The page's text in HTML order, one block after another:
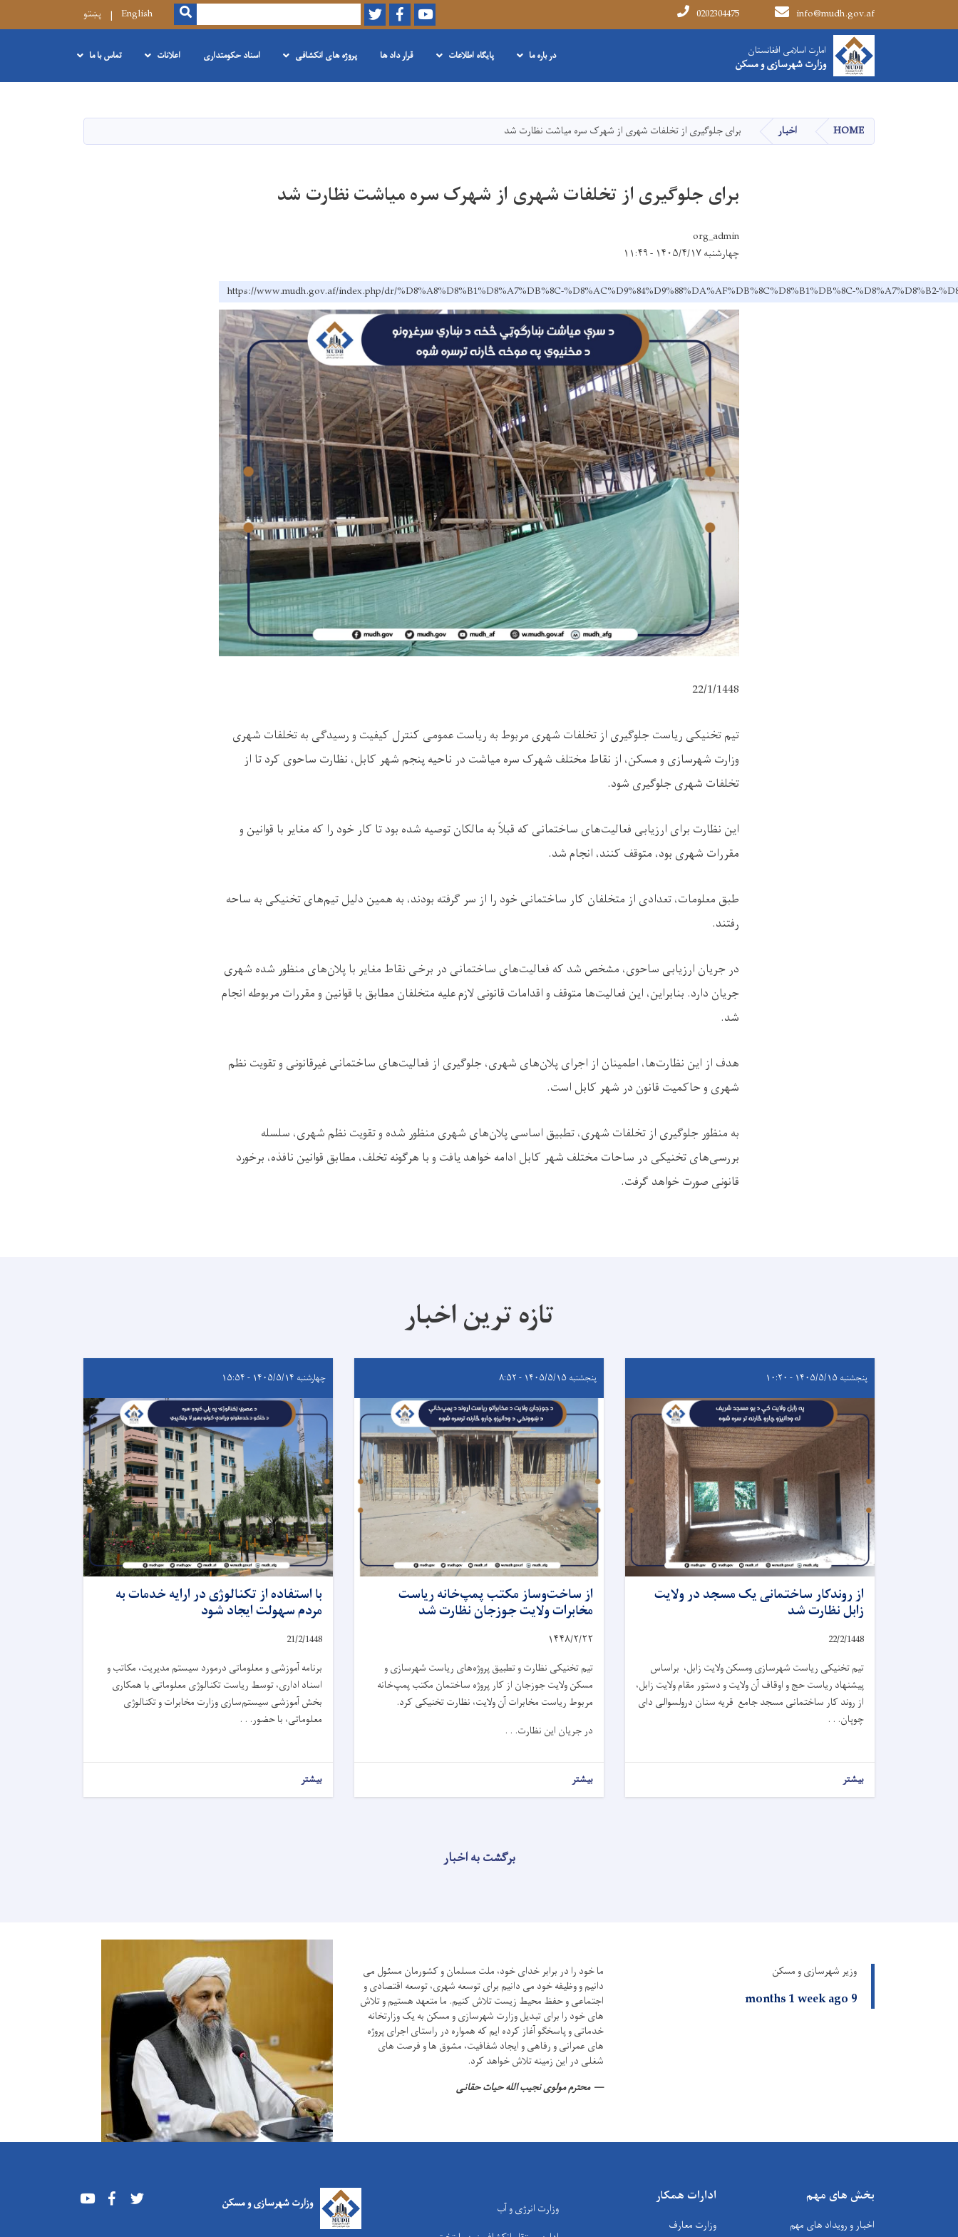
content
امارت اسلامی افغانستان
وزارت شهرسازی و مسکن
info@mudh.gov.af
0202304475
Youtube
Facebook
Twitter
Search
SEARCH
English پښتو
Main navigation
امارت اسلامی افغانستان
وزارت شهرسازی و مسکن در باره ما پایگاه اطلاعات قرار داد ها پروژه های انکشافی اسناد حکومتداری اعلانات تماس با ما
HOME اخبار برای جلوگیری از تخلفات شهری از شهرک سره میاشت نظارت شد
برای جلوگیری از تخلفات شهری از شهرک سره میاشت نظارت شد
org_admin
چهارشنبه ۱۴۰۵/۴/۱۷ - ۱۱:۴۹
https://www.mudh.gov.af/index.php/dr/%D8%A8%D8%B1%D8%A7%DB%8C-%D8%AC%D9%84%D9%88%DA%AF%DB%8C%D8%B1%DB%8C-%D8%A7%D8%B2-
22/1/1448
تیم تخنیکی ریاست جلوگیری از تخلفات شهری مربوط به ریاست عمومی کنترل کیفیت و رسیدگی به تخلفات شهری
وزارت شهرسازی و مسکن، از نقاط مختلف شهرک سره میاشت در ناحیه پنجم شهر کابل، نظارت ساحوی کرد تا از
تخلفات شهری جلوگیری شود.
این نظارت برای ارزیابی فعالیت‌های ساختمانی که قبلاً به مالکان توصیه شده بود تا کار خود را که مغایر با قوانین و
مقررات شهری بود، متوقف کنند، انجام شد.
طبق معلومات، تعدادی از متخلفان کار ساختمانی خود را از سر گرفته بودند، به همین دلیل تیم‌های تخنیکی به ساحه
رفتند.
در جریان ارزیابی ساحوی، مشخص شد که فعالیت‌های ساختمانی در برخی نقاط مغایر با پلان‌های منظور شده شهری
جریان دارد. بنابراین، این فعالیت‌ها متوقف و اقدامات قانونی لازم علیه متخلفان مطابق با قوانین و مقررات مربوطه انجام
شد.
هدف از این نظارت‌ها، اطمینان از اجرای پلان‌های شهری، جلوگیری از فعالیت‌های ساختمانی غیرقانونی و تقویت نظم
شهری و حاکمیت قانون در شهر کابل است.
به منظور جلوگیری از تخلفات شهری، تطبیق اساسی پلان‌های شهری منظور شده و تقویت نظم شهری، سلسله
بررسی‌های تخنیکی در ساحات مختلف شهر کابل ادامه خواهد یافت و با هرگونه تخلف، مطابق قوانین نافذه، برخورد
قانونی صورت خواهد گرفت.
تازه ترین اخبار
پنجشنبه ۱۴۰۵/۵/۱۵ - ۱۰:۲۰
از روندکار ساختمانی یک مسجد در ولایت
زابل نظارت شد
22/2/1448
تیم تخنیکی ریاست شهرسازی ومسکن ولایت زابل، براساس
پیشنهاد ریاست حج و اوقاف آن ولایت و دستور مقام ولایت زابل،
از روند کار ساختمانی مسجد جامع قریه سنان درولسوالی دای
چوپان. . .
بیشتر
پنجشنبه ۱۴۰۵/۵/۱۵ - ۸:۵۲
از ساخت‌وساز مکتب پمپ‌خانه ریاست
مخابرات ولایت جوزجان نظارت شد
۱۴۴۸/۲/۲۲
تیم تخنیکی نظارت و تطبیق پروژه‌های ریاست شهرسازی و
مسکن ولایت جوزجان از کار پروژه ساختمان مکتب پمپ‌خانه
مربوط ریاست مخابرات آن ولایت، نظارت تخنیکی کرد.
در جریان این نظارت. . .
بیشتر
چهارشنبه ۱۴۰۵/۵/۱۴ - ۱۵:۵۴
با استفاده از تکنالوژی در ارایه خدمات به
مردم سهولت ایجاد شود
21/2/1448
برنامه آموزشی و معلوماتی درمورد سیستم مدیریت، مکاتب و
اسناد اداری، توسط ریاست تکنالوژی معلوماتی با همکاری
بخش آموزشی سیستم‌سازی وزارت مخابرات و تکنالوژی
معلوماتی، با حضور. . .
بیشتر
برگشت به اخبار
وزیر شهرسازی و مسکن
9 months 1 week ago
ما خود را در برابر خدای خود، ملت مسلمان و کشورمان مسئول می
دانیم و وظیفه خود می دانیم برای توسعه شهری، توسعه اقتصادی و
اجتماعی و حفظ محیط زیست تلاش کنیم. ما متعهد هستیم و تلاش
های خود را برای تبدیل وزارت شهرسازی و مسکن به یک وزارتخانه
خدماتی و پاسخگو آغاز کرده ایم که همواره در راستای اجرای پروژه
های عمرانی و رفاهی و ایجاد شفافیت، مشوق ها و فرصت های
شغلی در این زمینه تلاش خواهد کرد.
محترم مولوی نجیب الله حیات حقانی
بخش های مهم
اخبار و رویداد های مهم
ادارات همکار
وزارت معارف
وزارت انرژی و آب
وزارت شهرسازی و مسکن Youtube Facebook